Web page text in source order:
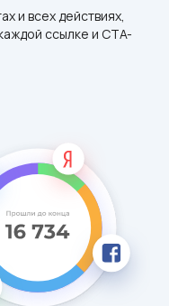
и всех действиях,
ссылке и CTA-